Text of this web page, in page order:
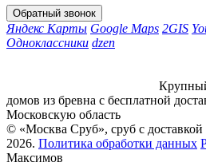
Яндекс Карты Google Maps 2GIS
Одноклассники dzen
домов из бревна с бесплатной
Московскую область
© «Москва Сруб», сруб с
2026. Политика обработки данных
Максимов